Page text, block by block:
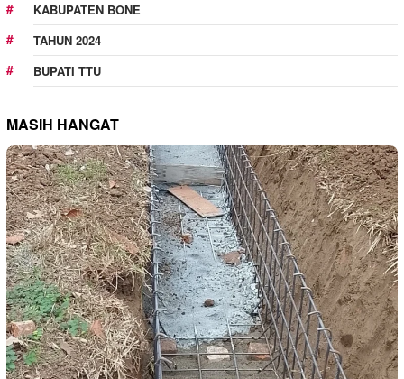
KABUPATEN BONE
TAHUN 2024
BUPATI TTU
MASIH HANGAT